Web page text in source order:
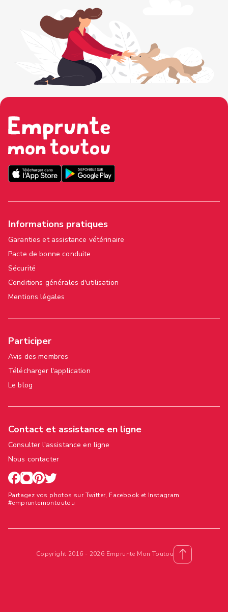
Informations pratiques
Garanties et assistance vétérinaire
Pacte de bonne conduite
Sécurité
Conditions générales d'utilisation
Mentions légales
Participer
Avis des membres
Télécharger l'application
Le blog
Contact et assistance en ligne
Consulter l'assistance en ligne
Nous contacter
Partagez vos photos sur Twitter, Facebook et Instagram
#empruntemontoutou
Copyright 2016 - 2026 Emprunte Mon Toutou